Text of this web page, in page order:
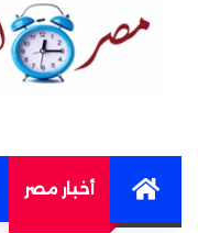
Homeأخبار مصر